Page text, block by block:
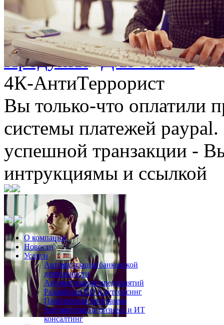
О компании
Новости
Услуги
Автоматизация банковской
деятельности
Автоматизация предприятий
Разработка ПО и аутсорсинг
Партнерская программа
Автоматизация бизнеса и ИТ
консалтинг
Продукты Для банков
4К-АнтиТеррорист
Вы только-что
системы платежей
успешной транзакции -
интрукциямы и ссылкой